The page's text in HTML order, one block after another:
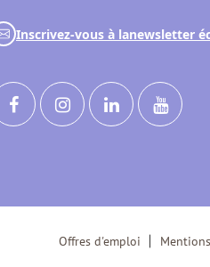
Inscrivez-vous à lanewsletter
Offres d'emploi